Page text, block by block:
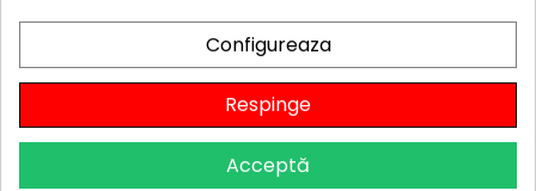
Citește review-urile
-10%cu codulBBQFEST
În stoc
Adaugă în Coș
Configureaza
Respinge
Acceptă